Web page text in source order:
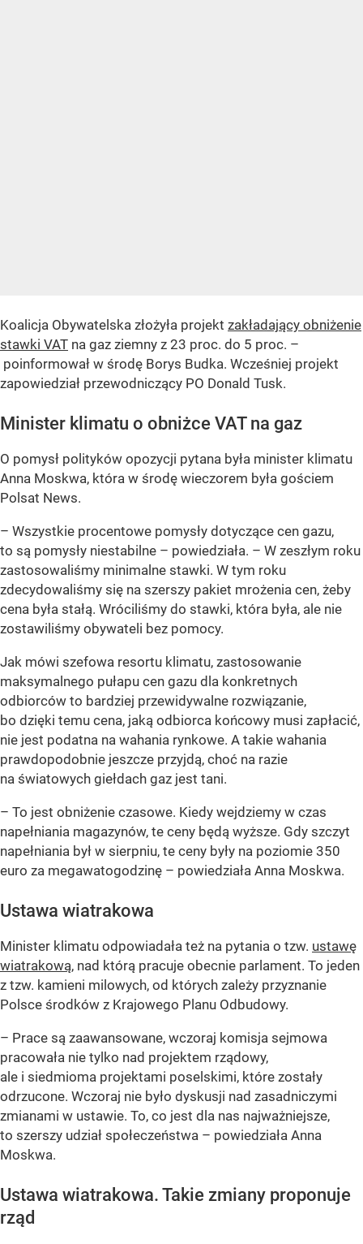
Koalicja Obywatelska złożyła projekt zakładający obniżenie
stawki VAT na gaz ziemny z 23 proc. do 5 proc. –
poinformował w środę Borys Budka. Wcześniej projekt
zapowiedział przewodniczący PO Donald Tusk.
Minister klimatu o obniżce VAT na gaz
O pomysł polityków opozycji pytana była minister klimatu
Anna Moskwa, która w środę wieczorem była gościem
Polsat News.
– Wszystkie procentowe pomysły dotyczące cen gazu,
to są pomysły niestabilne – powiedziała. – W zeszłym roku
zastosowaliśmy minimalne stawki. W tym roku
zdecydowaliśmy się na szerszy pakiet mrożenia cen, żeby
cena była stałą. Wróciliśmy do stawki, która była, ale nie
zostawiliśmy obywateli bez pomocy.
Jak mówi szefowa resortu klimatu, zastosowanie
maksymalnego pułapu cen gazu dla konkretnych
odbiorców to bardziej przewidywalne rozwiązanie,
bo dzięki temu cena, jaką odbiorca końcowy musi zapłacić,
nie jest podatna na wahania rynkowe. A takie wahania
prawdopodobnie jeszcze przyjdą, choć na razie
na światowych giełdach gaz jest tani.
– To jest obniżenie czasowe. Kiedy wejdziemy w czas
napełniania magazynów, te ceny będą wyższe. Gdy szczyt
napełniania był w sierpniu, te ceny były na poziomie 350
euro za megawatogodzinę – powiedziała Anna Moskwa.
Ustawa wiatrakowa
Minister klimatu odpowiadała też na pytania o tzw. ustawę
wiatrakową, nad którą pracuje obecnie parlament. To jeden
z tzw. kamieni milowych, od których zależy przyznanie
Polsce środków z Krajowego Planu Odbudowy.
– Prace są zaawansowane, wczoraj komisja sejmowa
pracowała nie tylko nad projektem rządowy,
ale i siedmioma projektami poselskimi, które zostały
odrzucone. Wczoraj nie było dyskusji nad zasadniczymi
zmianami w ustawie. To, co jest dla nas najważniejsze,
to szerszy udział społeczeństwa – powiedziała Anna
Moskwa.
Ustawa wiatrakowa. Takie zmiany proponuje
rząd